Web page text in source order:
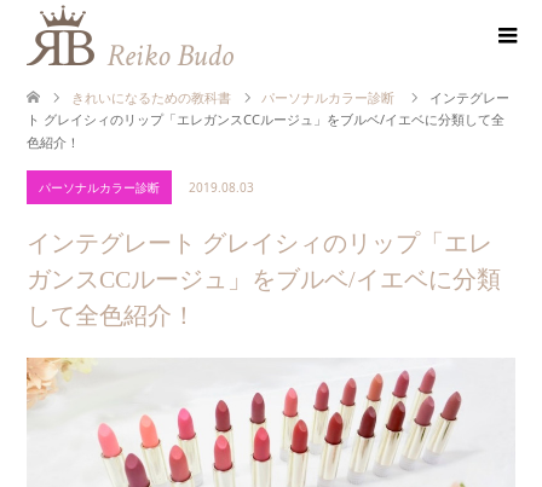
きれいになるための教科書 パーソナルカラー診断
インテグレー
ト グレイシィのリップ「エレガンスCCルージュ」をブルベ/イエベに分類して全
色紹介！
パーソナルカラー診断 2019.08.03
インテグレート グレイシィのリップ「エレ
ガンスCCルージュ」をブルベ/イエベに分類
して全色紹介！